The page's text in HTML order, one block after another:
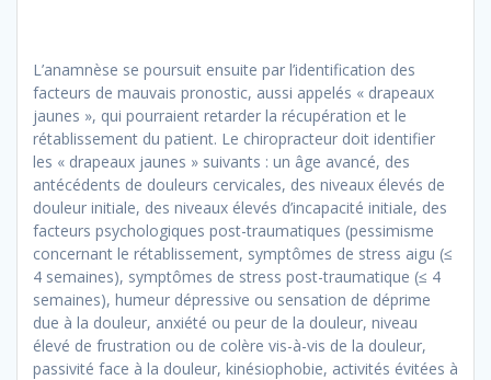
L’anamnèse se poursuit ensuite par l’identification des
facteurs de mauvais pronostic, aussi appelés « drapeaux
jaunes », qui pourraient retarder la récupération et le
rétablissement du patient. Le chiropracteur doit identifier
les « drapeaux jaunes » suivants : un âge avancé, des
antécédents de douleurs cervicales, des niveaux élevés de
douleur initiale, des niveaux élevés d’incapacité initiale, des
facteurs psychologiques post-traumatiques (pessimisme
concernant le rétablissement, symptômes de stress aigu (≤
4 semaines), symptômes de stress post-traumatique (≤ 4
semaines), humeur dépressive ou sensation de déprime
due à la douleur, anxiété ou peur de la douleur, niveau
élevé de frustration ou de colère vis-à-vis de la douleur,
passivité face à la douleur, kinésiophobie, activités évitées à